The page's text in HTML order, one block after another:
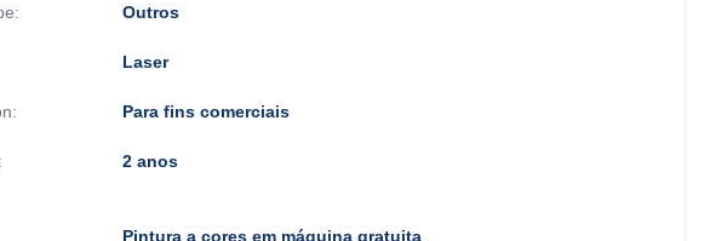
Outros
Laser
Para fins comerciais
2 anos
Pintura a cores em máquina gratuita